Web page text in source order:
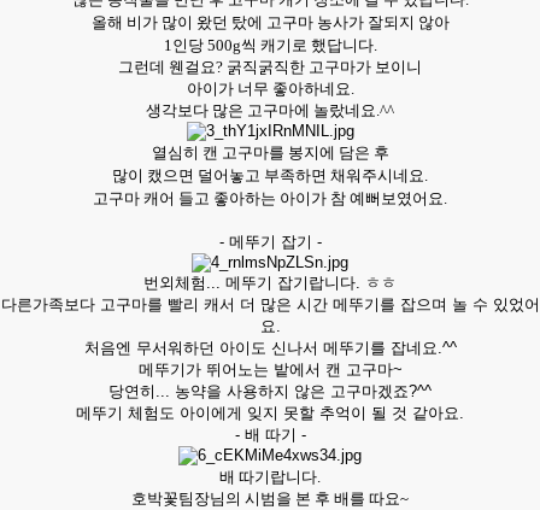
올해 비가 많이 왔던 탔에 고구마 농사가 잘되지 않아
1인당 500g씩 캐기로 했답니다.
그런데 웬걸요? 굵직굵직한 고구마가 보이니
아이가 너무 좋아하네요.
생각보다 많은 고구마에 놀랐네요.^^
열심히 캔 고구마를 봉지에 담은 후
많이 캤으면 덜어놓고 부족하면 채워주시네요.
고구마 캐어 들고 좋아하는 아이가 참 예뻐보였어요.
- 메뚜기 잡기 -
번외체험... 메뚜기 잡기랍니다. ㅎㅎ
다른가족보다 고구마를 빨리 캐서 더 많은 시간 메뚜기를 잡으며 놀 수 있었어
요.
처음엔 무서워하던 아이도 신나서 메뚜기를 잡네요.^^
메뚜기가 뛰어노는 밭에서 캔 고구마~
당연히... 농약을 사용하지 않은 고구마겠죠?^^
메뚜기 체험도 아이에게 잊지 못할 추억이 될 것 같아요.
- 배 따기 -
배 따기랍니다.
호박꽃팀장님의 시범을 본 후 배를 따요~